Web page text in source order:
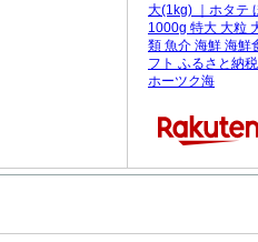
大(1kg) ｜ホタテ
1000g 特大 大粒
類 魚介 海鮮 海鮮
フト ふるさと納
ホーツク海